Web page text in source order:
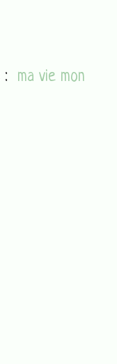
: ma vie mon